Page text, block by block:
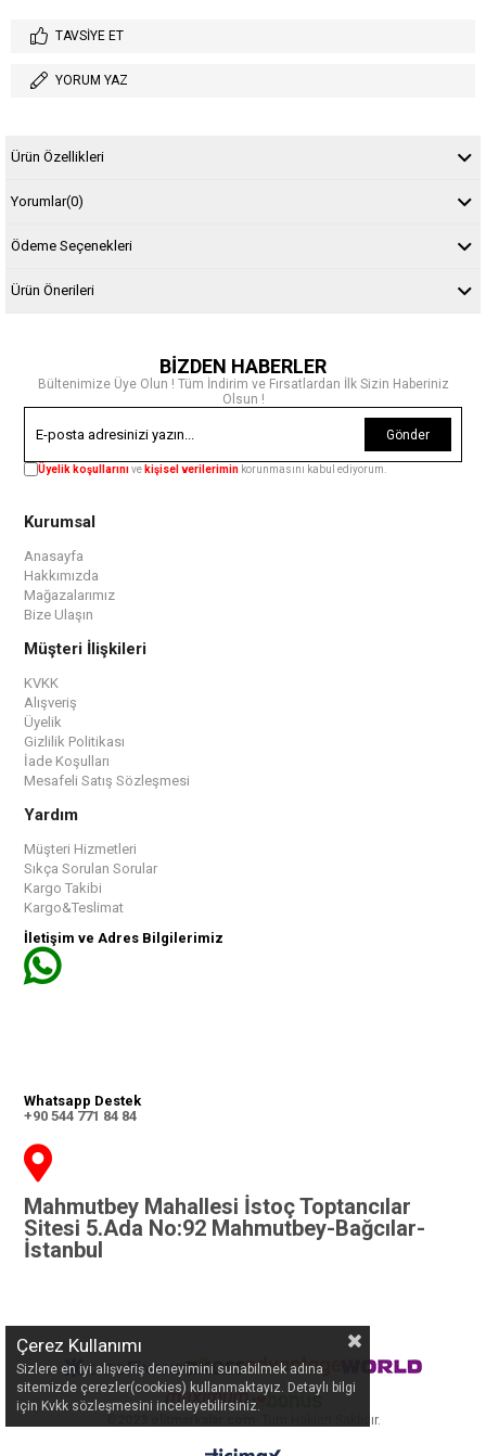
TAVSIYE ET
YORUM YAZ
Ürün Özellikleri
Yorumlar(0)
Ödeme Seçenekleri
Ürün Önerileri
BİZDEN HABERLER
Bültenimize Üye Olun ! Tüm İndirim ve Fırsatlardan İlk Sizin Haberiniz
Olsun !
Gönder
Üyelik koşullarınıve kişisel verilerimin korunmasını kabul ediyorum.
Kurumsal
Anasayfa
Hakkımızda
Mağazalarımız
Bize Ulaşın
Müşteri İlişkileri
KVKK
Alışveriş
Üyelik
Gizlilik Politikası
İade Koşulları
Mesafeli Satış Sözleşmesi
Yardım
Müşteri Hizmetleri
Sıkça Sorulan Sorular
Kargo Takibi
Kargo&Teslimat
İletişim ve Adres Bilgilerimiz
Whatsapp Destek
+90 544 771 84 84
Mahmutbey Mahallesi İstoç Toptancılar
Sitesi 5.Ada No:92 Mahmutbey-Bağcılar-
İstanbul
- Tüm Hakları Saklıdır.
Çerez Kullanımı
Sizlere en iyi alışveriş deneyimini sunabilmek adına
sitemizde çerezler(cookies) kullanmaktayız. Detaylı bilgi
için Kvkk sözleşmesini inceleyebilirsiniz.